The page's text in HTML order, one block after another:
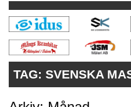
KONTAKT
VÅRA ANDRA MAGASIN
PRENUMERERA
ANNONSERA
TAG: SVENSKA